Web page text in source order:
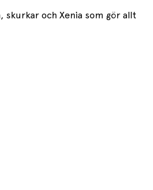
och Xenia som gör allt